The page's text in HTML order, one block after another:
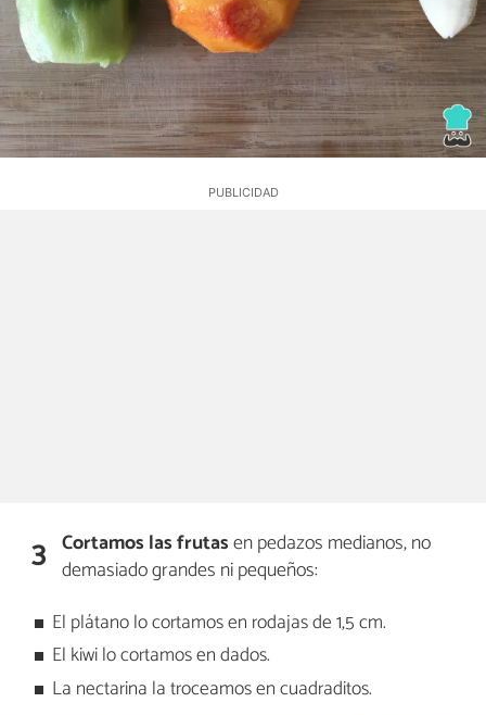
3 Cortamos las frutasen pedazos medianos, no
demasiado grandes ni pequeños:
El plátano lo cortamos en rodajas de 1,5 cm.
El kiwi lo cortamos en dados.
La nectarina la troceamos en cuadraditos.